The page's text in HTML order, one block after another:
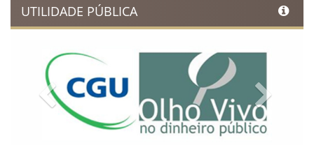
UTILIDADE PÚBLICA
Previous